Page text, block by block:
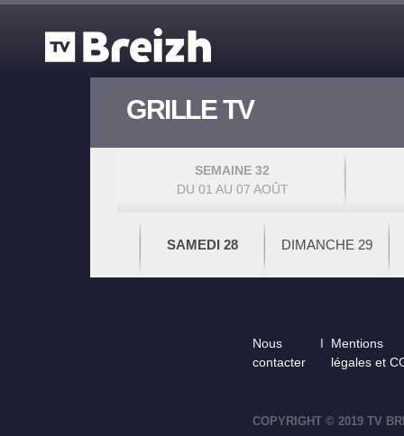
GRILLE TV
SEMAINE 32
DU 01 AU 07 AOÛT
SAMEDI 28 DIMANCHE 29
Footer
Nous
contacter
Mentions
légales et
COPYRIGHT © 2019 TV